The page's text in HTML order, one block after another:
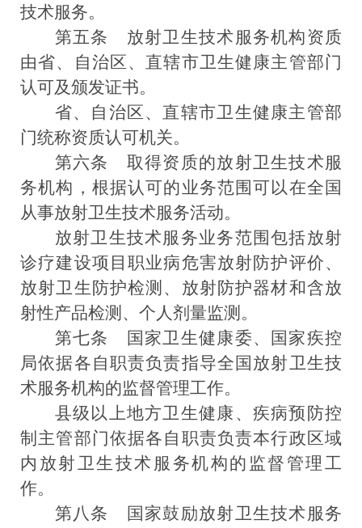
技术服务。
第五条
放射卫生技术服务机构资质
由省、自治区、直辖市卫生健康主管部门
认可及颁发证书。
省、自治区、直辖市卫生健康主管部
门统称资质认可机关。
第六条
取得资质的放射卫生技术服
务机构，根据认可的业务范围可以在全国
从事放射卫生技术服务活动。
放射卫生技术服务业务范围包括放射
诊疗建设项目职业病危害放射防护评价、
放射卫生防护检测、放射防护器材和含放
射性产品检测、个人剂量监测。
第七条
国家卫生健康委、国家疾控
局依据各自职责负责指导全国放射卫生技
术服务机构的监督管理工作。
县级以上地方卫生健康、疾病预防控
制主管部门依据各自职责负责本行政区域
内 放射卫生技术服务机构的监督管理工
作。
第八条
国家鼓励放射卫生技术服务